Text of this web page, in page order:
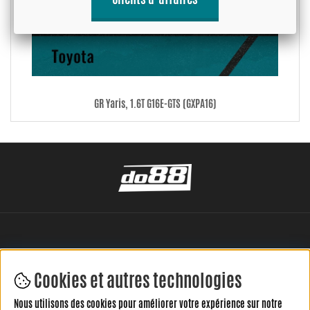
GR Yaris, 1.6T G16E-GTS (GXPA16)
LAISSEZ VOTRE AVIS ICI
Cookies et autres technologies
Nous utilisons des cookies pour améliorer votre expérience sur notre